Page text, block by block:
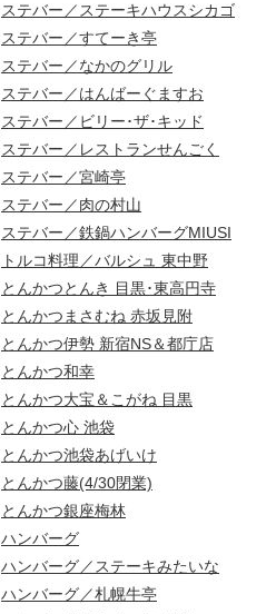
ステバー／ステーキハウスシカゴ
ステバー／すてーき亭
ステバー／なかのグリル
ステバー／はんばーぐますお
ステバー／ビリー･ザ･キッド
ステバー／レストランせんごく
ステバー／宮崎亭
ステバー／肉の村山
ステバー／鉄鍋ハンバーグMIUSI
トルコ料理／バルシュ 東中野
とんかつとんき 目黒･東高円寺
とんかつまさむね 赤坂見附
とんかつ伊勢 新宿NS＆都庁店
とんかつ和幸
とんかつ大宝＆こがね 目黒
とんかつ心 池袋
とんかつ池袋あげいけ
とんかつ藤(4/30閉業)
とんかつ銀座梅林
ハンバーグ
ハンバーグ／ステーキみたいな
ハンバーグ／札幌牛亭